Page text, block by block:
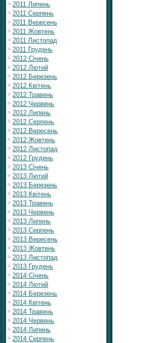
2011 Липень
2011 Серпень
2011 Вересень
2011 Жовтень
2011 Листопад
2011 Грудень
2012 Січень
2012 Лютий
2012 Березень
2012 Квітень
2012 Травень
2012 Червень
2012 Липень
2012 Серпень
2012 Вересень
2012 Жовтень
2012 Листопад
2012 Грудень
2013 Січень
2013 Лютий
2013 Березень
2013 Квітень
2013 Травень
2013 Червень
2013 Липень
2013 Серпень
2013 Вересень
2013 Жовтень
2013 Листопад
2013 Грудень
2014 Січень
2014 Лютий
2014 Березень
2014 Квітень
2014 Травень
2014 Червень
2014 Липень
2014 Серпень